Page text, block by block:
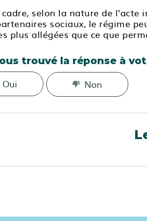
cadre, selon la nature de
sociaux, le régime
plus allégées que ce que
trouvé la réponse à
Oui Non